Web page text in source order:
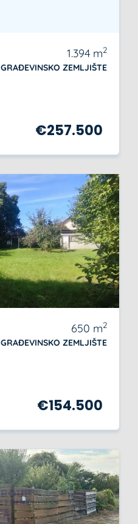
1.394 m2
GRAĐEVINSKO ZEMLJIŠTE
€257.500
650 m2
GRAĐEVINSKO ZEMLJIŠTE
€154.500